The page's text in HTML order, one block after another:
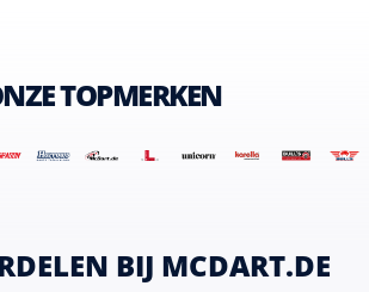
TOPMERKEN
BIJ MCDART.DE